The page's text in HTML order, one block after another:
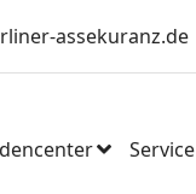
assekuranz.de
Service